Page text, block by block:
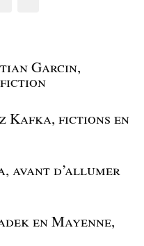
Garcin,
Kafka, fictions en
avant d’allumer
en Mayenne,